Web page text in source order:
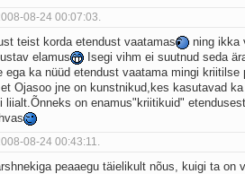
08-24 00:07:03.
teist korda etendust vaatamas
ning ikka
elamus
Isegi vihm ei suutnud seda
ega ka nüüd etendust vaatama mingi kriitilse
Ojasoo jne on kunstnikud,kes kasutavad
liialt.Õnneks on enamus"kriitikuid"
08-24 00:43:11.
peaaegu täielikult nõus, kuigi ta on